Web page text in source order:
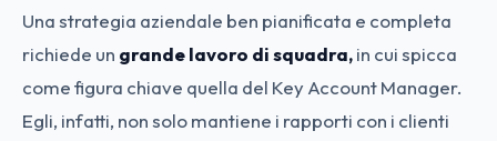
Una strategia aziendale ben pianificata e completa
richiede un grande lavoro di squadra,in cui spicca
come figura chiave quella del Key Account Manager.
Egli, infatti, non solo mantiene i rapporti con i clienti